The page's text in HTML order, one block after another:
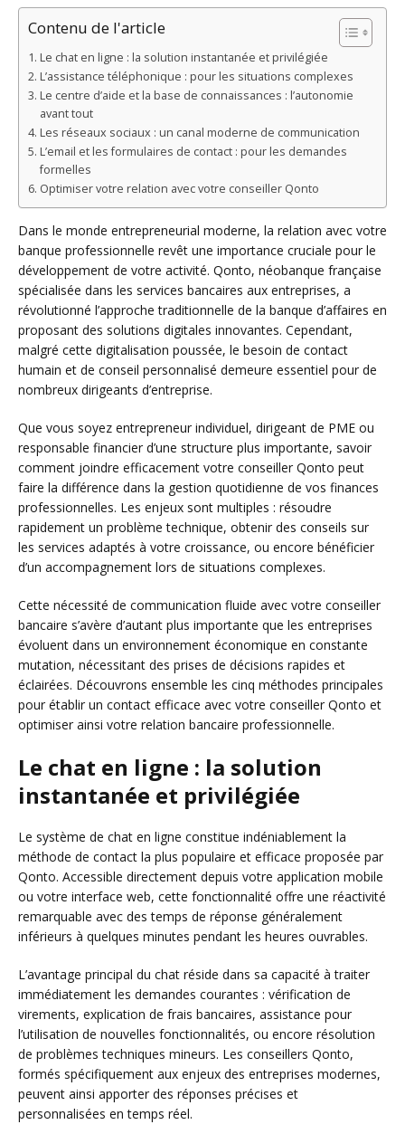
Contenu de l'article
Le chat en ligne : la solution instantanée et privilégiée
L’assistance téléphonique : pour les situations complexes
Le centre d’aide et la base de connaissances : l’autonomie
avant tout
Les réseaux sociaux : un canal moderne de communication
L’email et les formulaires de contact : pour les demandes
formelles
Optimiser votre relation avec votre conseiller Qonto
Dans le monde entrepreneurial moderne, la relation avec votre
banque professionnelle revêt une importance cruciale pour le
développement de votre activité. Qonto, néobanque française
spécialisée dans les services bancaires aux entreprises, a
révolutionné l’approche traditionnelle de la banque d’affaires en
proposant des solutions digitales innovantes. Cependant,
malgré cette digitalisation poussée, le besoin de contact
humain et de conseil personnalisé demeure essentiel pour de
nombreux dirigeants d’entreprise.
Que vous soyez entrepreneur individuel, dirigeant de PME ou
responsable financier d’une structure plus importante, savoir
comment joindre efficacement votre conseiller Qonto peut
faire la différence dans la gestion quotidienne de vos finances
professionnelles. Les enjeux sont multiples : résoudre
rapidement un problème technique, obtenir des conseils sur
les services adaptés à votre croissance, ou encore bénéficier
d’un accompagnement lors de situations complexes.
Cette nécessité de communication fluide avec votre conseiller
bancaire s’avère d’autant plus importante que les entreprises
évoluent dans un environnement économique en constante
mutation, nécessitant des prises de décisions rapides et
éclairées. Découvrons ensemble les cinq méthodes principales
pour établir un contact efficace avec votre conseiller Qonto et
optimiser ainsi votre relation bancaire professionnelle.
Le chat en ligne : la solution
instantanée et privilégiée
Le système de chat en ligne constitue indéniablement la
méthode de contact la plus populaire et efficace proposée par
Qonto. Accessible directement depuis votre application mobile
ou votre interface web, cette fonctionnalité offre une réactivité
remarquable avec des temps de réponse généralement
inférieurs à quelques minutes pendant les heures ouvrables.
L’avantage principal du chat réside dans sa capacité à traiter
immédiatement les demandes courantes : vérification de
virements, explication de frais bancaires, assistance pour
l’utilisation de nouvelles fonctionnalités, ou encore résolution
de problèmes techniques mineurs. Les conseillers Qonto,
formés spécifiquement aux enjeux des entreprises modernes,
peuvent ainsi apporter des réponses précises et
personnalisées en temps réel.